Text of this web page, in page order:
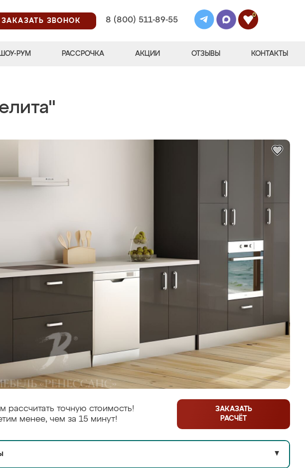
ЗАКАЗАТЬ ЗВОНОК
8 (800) 511-89-55
0
ШОУ-РУМ РАССРОЧКА АКЦИИ ОТЗЫВЫ КОНТАКТЫ
рассчитать точную стоимость!
менее, чем за 15 минут!
ЗАКАЗАТЬ
РАСЧЁТ
▼